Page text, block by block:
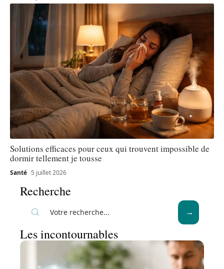
Solutions efficaces pour ceux qui trouvent impossible de
dormir tellement je tousse
Santé 5 juillet 2026
Recherche
Les incontournables